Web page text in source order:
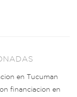
en Tucuman
financiacion en